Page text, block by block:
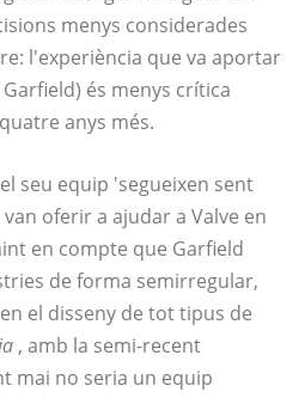
menys considerades
l'experiència que va aportar
és menys crítica
anys més.
seu equip 'segueixen sent
oferir a ajudar a Valve en
en compte que Garfield
de forma semirregular,
el disseny de tot tipus de
, amb la semi-recent
mai no seria un equip